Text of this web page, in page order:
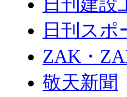
日刊スポ
ZAK・
敬天新聞